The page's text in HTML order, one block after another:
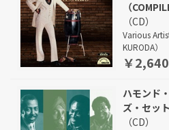
（
（CD）
Various
KURODA）
￥2,640
ハモンド
ズ・セッ
（CD）